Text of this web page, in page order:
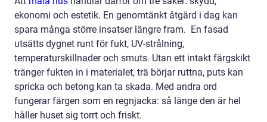
ekonomi och estetik. En genomtänkt åtgärd i dag kan
spara många större insatser längre fram. En fasad
utsätts dygnet runt för fukt, UV-strålning,
temperaturskillnader och smuts. Utan ett intakt färgskikt
tränger fukten in i materialet, trä börjar ruttna, puts kan
spricka och betong kan ta skada. Med andra ord
fungerar färgen som en regnjacka: så länge den är hel
håller huset sig torrt och friskt.